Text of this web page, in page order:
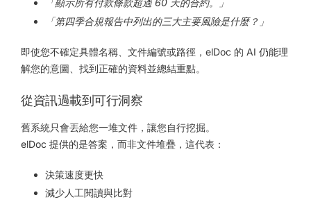
「顯示所有付款條款超過 60 天的合約。」
「第四季合規報告中列出的三大主要風險是什麼？」
即使您不確定具體名稱、文件編號或路徑，elDoc 的 AI 仍能理
解您的意圖、找到正確的資料並總結重點。
從資訊過載到可行洞察
舊系統只會丟給您一堆文件，讓您自行挖掘。
elDoc 提供的是答案，而非文件堆疊，這代表：
決策速度更快
減少人工閱讀與比對